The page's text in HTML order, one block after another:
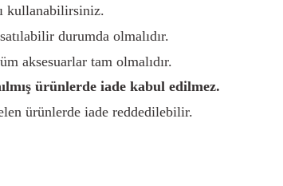
kullanabilirsiniz.
durumda olmalıdır.
aksesuarlar tam olmalıdır.
ürünlerde iade kabul edilmez.
ürünlerde iade reddedilebilir.